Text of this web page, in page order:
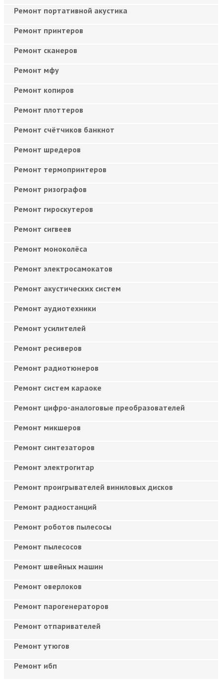
Ремонт портативной акустика
Ремонт принтеров
Ремонт сканеров
Ремонт мфу
Ремонт копиров
Ремонт плоттеров
Ремонт счётчиков банкнот
Ремонт шредеров
Ремонт термопринтеров
Ремонт ризографов
Ремонт гироскутеров
Ремонт сигвеев
Ремонт моноколёса
Ремонт электросамокатов
Ремонт акустических систем
Ремонт аудиотехники
Ремонт усилителей
Ремонт ресиверов
Ремонт радиотюнеров
Ремонт систем караоке
Ремонт цифро-аналоговые преобразователей
Ремонт микшеров
Ремонт синтезаторов
Ремонт электрогитар
Ремонт проигрывателей виниловых дисков
Ремонт радиостанций
Ремонт роботов пылесосы
Ремонт пылесосов
Ремонт швейных машин
Ремонт оверлоков
Ремонт парогенераторов
Ремонт отпаривателей
Ремонт утюгов
Ремонт ибп